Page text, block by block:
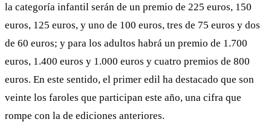
la categoría infantil serán de un premio de 225 euros, 150
euros, 125 euros, y uno de 100 euros, tres de 75 euros y dos
de 60 euros; y para los adultos habrá un premio de 1.700
euros, 1.400 euros y 1.000 euros y cuatro premios de 800
euros. En este sentido, el primer edil ha destacado que son
veinte los faroles que participan este año, una cifra que
rompe con la de ediciones anteriores.